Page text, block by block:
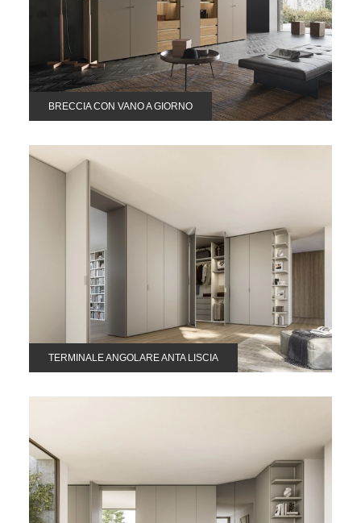
BRECCIA CON VANO A GIORNO
TERMINALE ANGOLARE ANTA LISCIA